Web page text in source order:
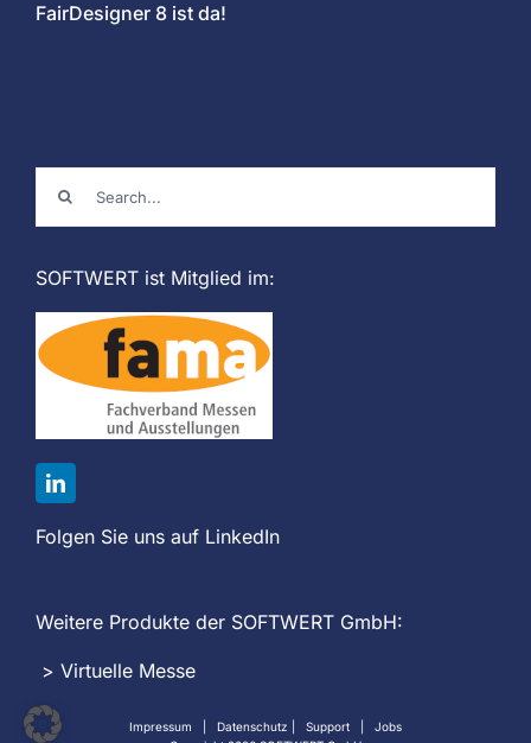
FairDesigner 8 ist da!
nach:
SOFTWERT ist Mitglied im:
Folgen Sie uns auf LinkedIn
Weitere Produkte der SOFTWERT GmbH:
> Virtuelle Messe
Impressum Datenschutz Support
Jobs